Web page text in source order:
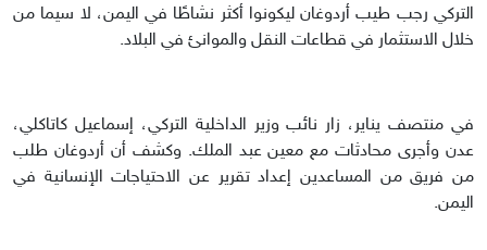
التركي رجب طيب أردوغان ليكونوا أكثر نشاطًا في اليمن، لا سيما من
خلال الاستثمار في قطاعات النقل والموانئ في البلاد.
في منتصف يناير، زار نائب وزير الداخلية التركي، إسماعيل كاتاكلي،
عدن وأجرى محادثات مع معين عبد الملك. وكشف أن أردوغان طلب
من فريق من المساعدين إعداد تقرير عن الاحتياجات الإنسانية في
اليمن.